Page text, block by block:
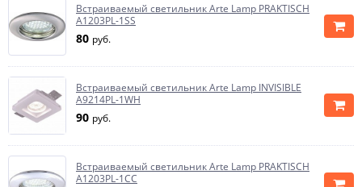
Встраиваемый светильник Arte Lamp PRAKTISCH
A1203PL-1SS
80 руб.
Встраиваемый светильник Arte Lamp INVISIBLE
A9214PL-1WH
90 руб.
Встраиваемый светильник Arte Lamp PRAKTISCH
A1203PL-1CC